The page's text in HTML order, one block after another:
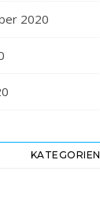
2020
KATEGORIEN